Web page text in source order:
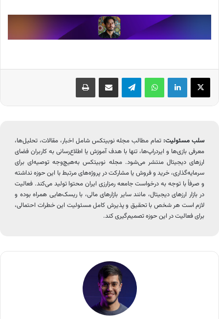
X لینکدین واتس آپ تلگرام اشتراک گذاری از طریق ایمیل چاپ
سلب مسئولیت: تمام مطالب مجله نوبیتکس شامل اخبار، مقالات، تحلیل‌ها،
معرفی بازی‌ها و ایردراپ‌ها، تنها با هدف آموزش یا اطلاع‌رسانی به کاربران فضای
ارزهای دیجیتال منتشر می‌شود. مجله نوبیتکس به‌هیچ‌وجه توصیه‌ای برای
سرمایه‌گذاری، خرید و فروش یا مشارکت در پروژه‌های مرتبط با این حوزه نداشته
و صرفاً با توجه به درخواست جامعه رمزارزی ایران محتوا تولید می‌کند. فعالیت
در بازار ارزهای دیجیتال، مانند سایر بازارهای مالی، با ریسک‌هایی همراه بوده و
لازم است هر شخص با تحقیق و پذیرش کامل مسئولیت این خطرات احتمالی،
برای فعالیت در این حوزه تصمیم‌گیری کند.